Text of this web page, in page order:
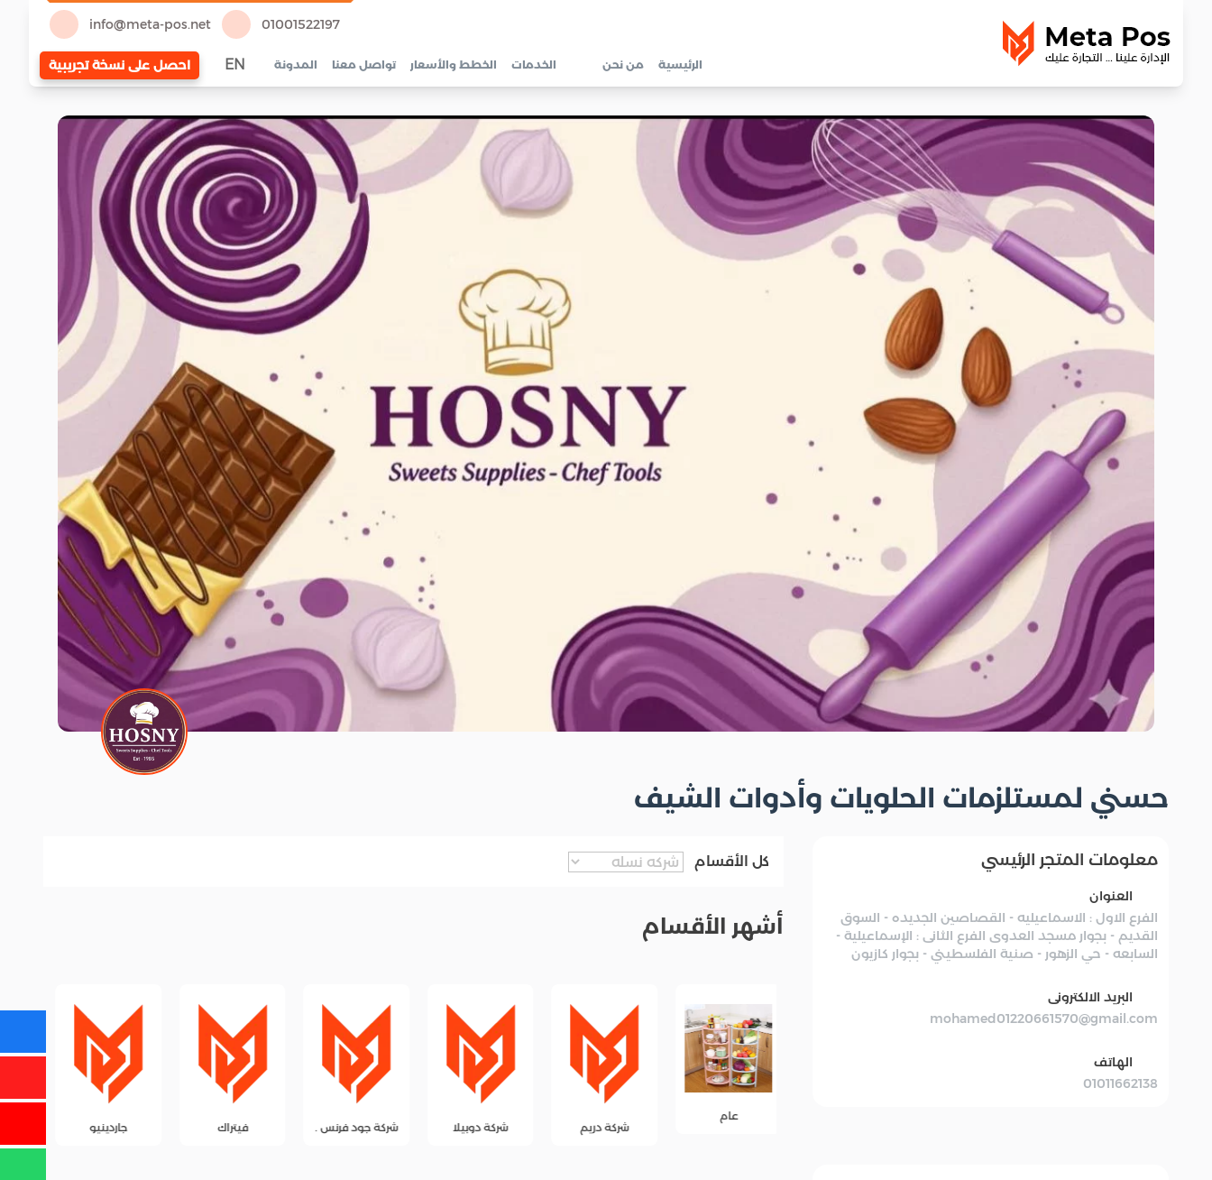
01001522197
info@meta-pos.net
الرئيسية من نحن الخدمات الخطط والأسعار تواصل معنا المدونة EN احصل على نسخة تجريبية
حسني لمستلزمات الحلويات وأدوات الشيف
معلومات المتجر الرئيسي
العنوان
الفرع الاول : الاسماعيليه - القصاصين الجديده - السوق
القديم - بجوار مسجد العدوى الفرع الثانى : الإسماعيلية -
السابعه - حي الزهور - صنية الفلسطيني - بجوار كازيون
البريد الالكترونى
mohamed01220661570@gmail.com
الهاتف
01011662138
كل الأقسام
أشهر الأقسام
شركة دريم
شركة دوبيلا شركة جود فرنس . فيتراك جاردينيو شركة العاصمه